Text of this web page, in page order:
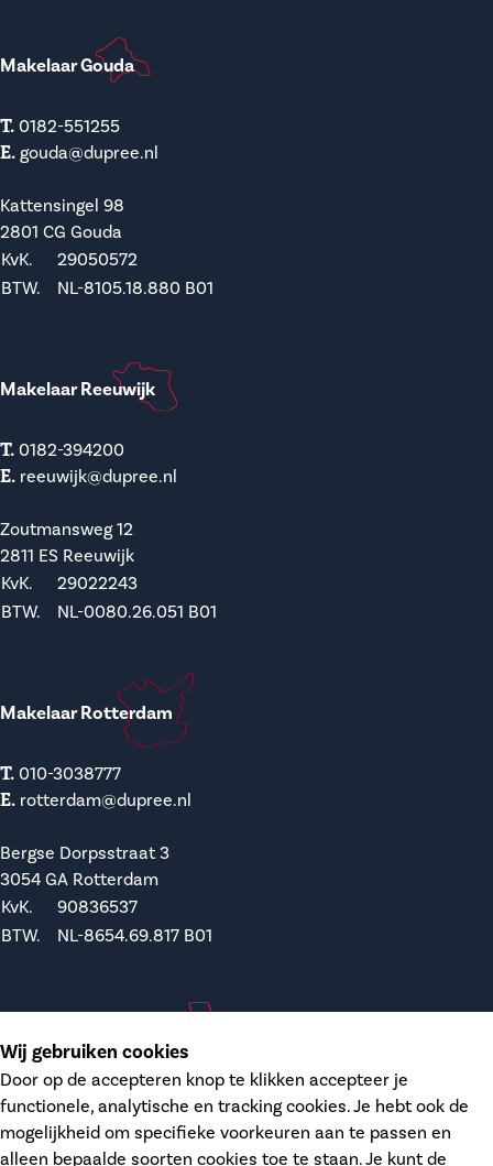
Makelaar Gouda
T. 0182-551255
E. gouda@dupree.nl
Kattensingel 98
2801 CG Gouda
KvK.
29050572
BTW.
NL-8105.18.880 B01
Makelaar Reeuwijk
T. 0182-394200
E. reeuwijk@dupree.nl
Zoutmansweg 12
2811 ES Reeuwijk
KvK.
29022243
BTW.
NL-0080.26.051 B01
Makelaar Rotterdam
T. 010-3038777
E. rotterdam@dupree.nl
Bergse Dorpsstraat 3
3054 GA Rotterdam
KvK.
90836537
BTW.
NL-8654.69.817 B01
T. 0182-748207
E. waddinxveen@dupree.nl
Wij gebruiken cookies
Door op de accepteren knop te klikken accepteer je
functionele, analytische en tracking cookies. Je hebt ook de
mogelijkheid om specifieke voorkeuren aan te passen en
alleen bepaalde soorten cookies toe te staan. Je kunt de